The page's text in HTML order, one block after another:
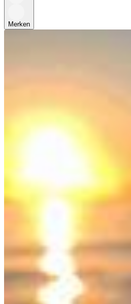
Merken